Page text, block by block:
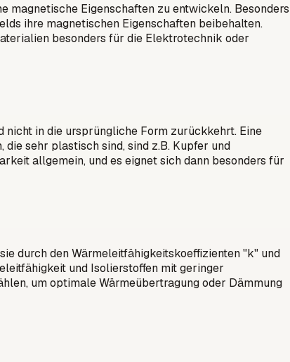
magnetische Eigenschaften zu entwickeln. Besonders
ihre magnetischen Eigenschaften beibehalten.
besonders für die Elektrotechnik oder
in die ursprüngliche Form zurückkehrt. Eine
sehr plastisch sind, sind z.B. Kupfer und
allgemein, und es eignet sich dann besonders für
durch den Wärmeleitfähigkeitskoeffizienten "k" und
und Isolierstoffen mit geringer
um optimale Wärmeübertragung oder Dämmung